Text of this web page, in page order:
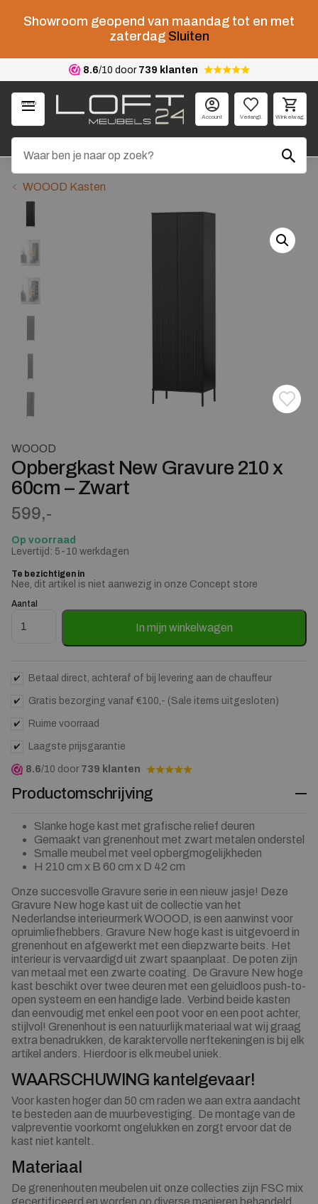
Showroom geopend van maandag tot en met
zaterdag Sluiten
8.6/10 door 739 klanten
Menu
Account Verlangl. Winkelwag.
WOOOD Kasten
WOOOD
Opbergkast New Gravure 210 x
60cm – Zwart
599,-
Op voorraad
Levertijd: 5-10 werkdagen
Te bezichtigen in
Nee, dit artikel is niet aanwezig in onze Concept store
Aantal
Opbergkast New Gravure 210 x 60cm - Zwart aantal
In mijn winkelwagen
Betaal direct, achteraf of bij levering aan de chauffeur
Gratis bezorging vanaf €100,- (Sale items uitgesloten)
Ruime voorraad
Laagste prijsgarantie
8.6/10 door 739 klanten
Productomschrijving
Slanke hoge kast met grafische relief deuren
Gemaakt van grenenhout met zwart metalen onderstel
Smalle meubel met veel opbergmogelijkheden
H 210 cm x B 60 cm x D 42 cm
Onze succesvolle Gravure serie in een nieuw jasje! Deze
Gravure New hoge kast uit de collectie van het
Nederlandse interieurmerk WOOOD, is een aanwinst voor
opruimliefhebbers. Gravure New hoge kast is uitgevoerd in
grenenhout en afgewerkt met een diepzwarte beits. Het
interieur is vervaardigd uit zwart spaanplaat. De poten zijn
van metaal met een zwarte coating. De Gravure New hoge
kast beschikt over twee deuren met een geluidloos push-to-
open systeem en een handige lade. Verbind beide kasten
dan eenvoudig met enkel een poot voor en een poot achter,
stijlvol! Grenenhout is een natuurlijk materiaal wat wij graag
extra benadrukken, de karaktervolle nerftekeningen is bij elk
artikel anders. Hierdoor is elk meubel uniek.
WAARSCHUWING kantelgevaar!
Voor kasten hoger dan 50 cm raden we aan extra aandacht
te besteden aan de muurbevestiging. De montage van de
valpreventie voorkomt ongelukken en zorgt ervoor dat de
kast niet kantelt.
Materiaal
De grenenhouten meubelen uit onze collecties zijn FSC mix
gecertificeerd en worden op diverse manieren behandeld.